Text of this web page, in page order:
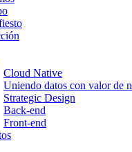
Cloud Native
Uniendo datos con valor de
Strategic Design
Back-end
Front-end